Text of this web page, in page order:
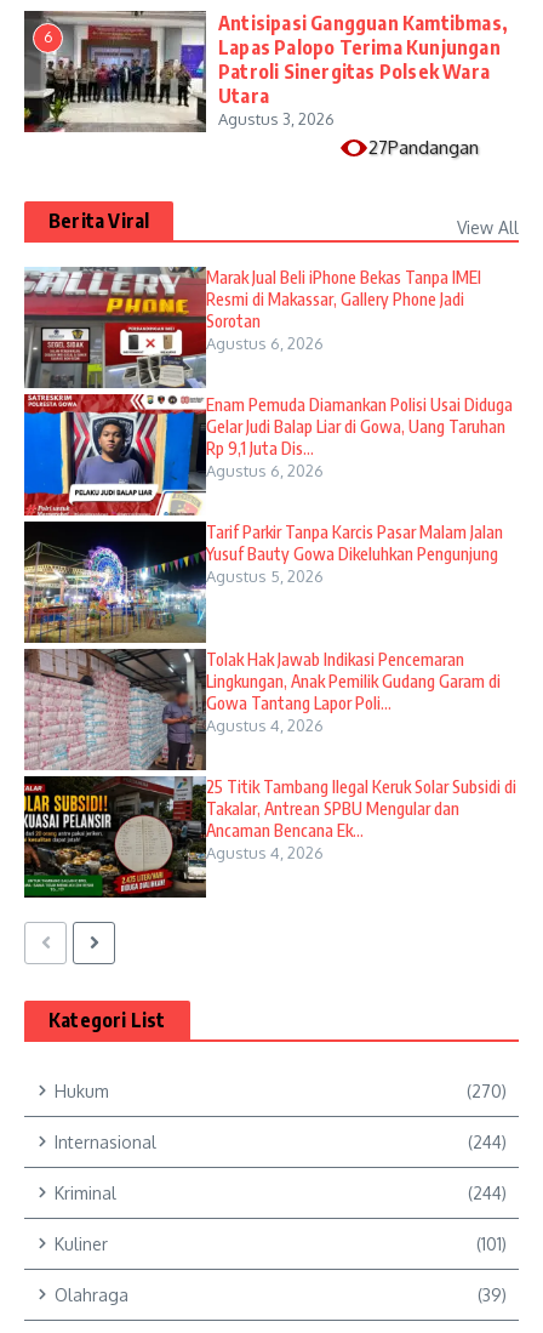
6
Antisipasi Gangguan Kamtibmas,
Lapas Palopo Terima Kunjungan
Patroli Sinergitas Polsek Wara
Utara
Agustus 3, 2026
27Pandangan
Berita Viral View All
​Marak Jual Beli iPhone Bekas Tanpa IMEI
Resmi di Makassar, Gallery Phone Jadi
Sorotan
Agustus 6, 2026
Enam Pemuda Diamankan Polisi Usai Diduga
Gelar Judi Balap Liar di Gowa, Uang Taruhan
Rp 9,1 Juta Dis...
Agustus 6, 2026
Tarif Parkir Tanpa Karcis Pasar Malam Jalan
Yusuf Bauty Gowa Dikeluhkan Pengunjung
Agustus 5, 2026
Tolak Hak Jawab Indikasi Pencemaran
Lingkungan, Anak Pemilik Gudang Garam di
Gowa Tantang Lapor Poli...
Agustus 4, 2026
25 Titik Tambang Ilegal Keruk Solar Subsidi di
Takalar, Antrean SPBU Mengular dan
Ancaman Bencana Ek...
Agustus 4, 2026
Kategori List
Hukum (270)
Internasional (244)
Kriminal (244)
Kuliner (101)
Olahraga (39)